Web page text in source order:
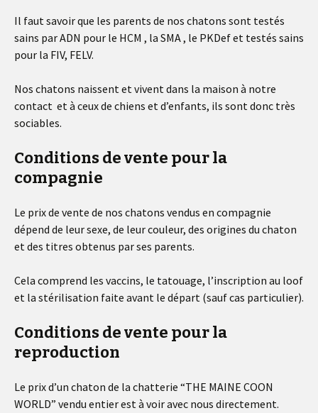
Il faut savoir que les parents de nos chatons sont testés
sains par ADN pour le HCM , la SMA , le PKDef et testés sains
pour la FIV, FELV.
Nos chatons naissent et vivent dans la maison à notre
contact et à ceux de chiens et d’enfants, ils sont donc très
sociables.
Conditions de vente pour la
compagnie
Le prix de vente de nos chatons vendus en compagnie
dépend de leur sexe, de leur couleur, des origines du chaton
et des titres obtenus par ses parents.
Cela comprend les vaccins, le tatouage, l’inscription au loof
et la stérilisation faite avant le départ (sauf cas particulier).
Conditions de vente pour la
reproduction
Le prix d’un chaton de la chatterie “THE MAINE COON
WORLD” vendu entier est à voir avec nous directement.